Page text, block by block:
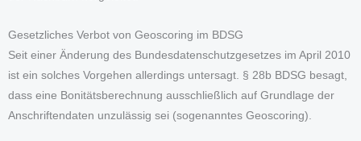
Gesetzliches Verbot von Geoscoring im BDSG
Seit einer Änderung des Bundesdatenschutzgesetzes im April 2010
ist ein solches Vorgehen allerdings untersagt. § 28b BDSG besagt,
dass eine Bonitätsberechnung ausschließlich auf Grundlage der
Anschriftendaten unzulässig sei (sogenanntes Geoscoring).